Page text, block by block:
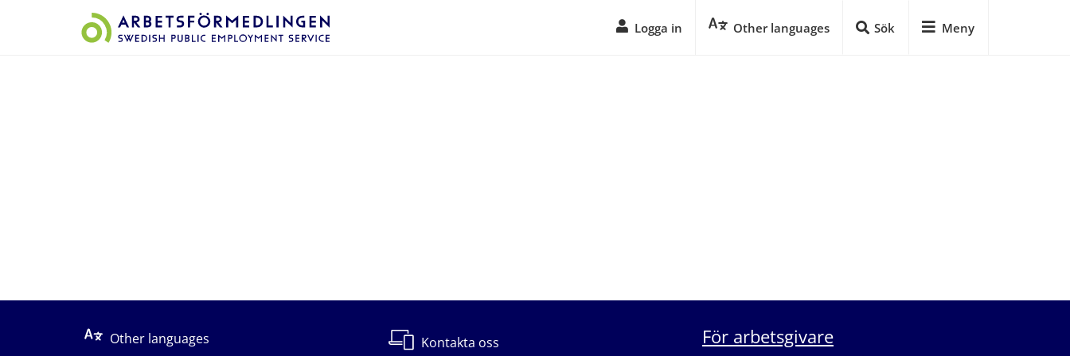
Logga in Other languages Sök Meny
Other languages
Kontakta oss För arbetsgivare